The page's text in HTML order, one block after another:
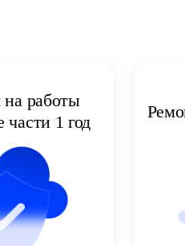
на работы
части 1 год